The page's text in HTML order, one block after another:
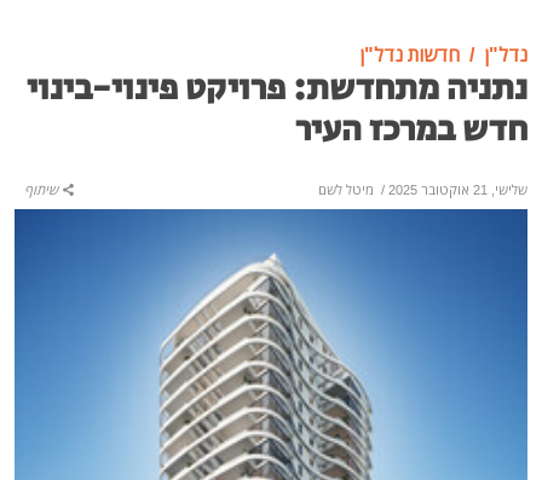
נדל"ן חדשות נדל"ן
נתניה מתחדשת: פרויקט פינוי-בינוי
חדש במרכז העיר
שלישי, 21 אוקטובר 2025 / מיטל לשם שיתוף